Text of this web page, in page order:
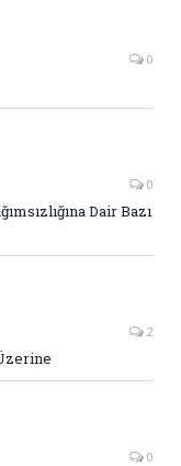
0
0
Dair Bazı
2
0